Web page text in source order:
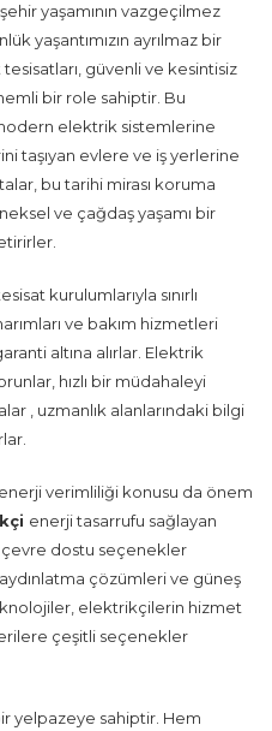
yaşamının vazgeçilmez
yaşantımızın ayrılmaz bir
güvenli ve kesintisiz
bir role sahiptir. Bu
elektrik sistemlerine
taşıyan evlere ve iş yerlerine
bu tarihi mirası koruma
ve çağdaş yaşamı bir
kurulumlarıyla sınırlı
ve bakım hizmetleri
altına alırlar. Elektrik
hızlı bir müdahaleyi
, uzmanlık alanlarındaki bilgi
verimliliği konusu da önem
enerji tasarrufu sağlayan
dostu seçenekler
aydınlatma çözümleri ve güneş
elektrikçilerin hizmet
çeşitli seçenekler
yelpazeye sahiptir. Hem